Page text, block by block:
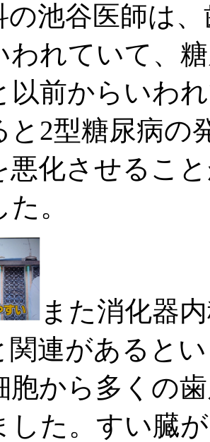
の池谷医師は
われていて、
以前からいわ
と2型糖尿病の
悪化させるこ
。
また消化器
関連があると
胞から多くの
した。すい臓